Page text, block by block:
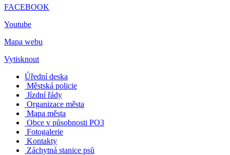
FACEBOOK
Youtube
Mapa webu
Vytisknout
Úřední deska
Městská policie
Jízdní řády
Organizace města
Mapa města
Obce v působnosti PO3
Fotogalerie
Kontakty
Záchytná stanice psů